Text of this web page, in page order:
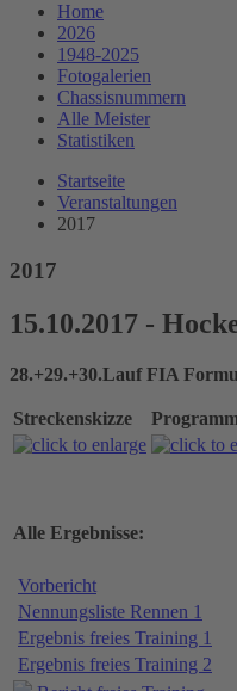
Home
2026
1948-2025
Fotogalerien
Chassisnummern
Alle Meister
Statistiken
Startseite
Veranstaltungen
2017
2017
15.10.2017 -
28.+29.+30.Lauf FIA
Streckenskizze
Alle Ergebnisse:
Vorbericht
Nennungsliste Rennen 1
Ergebnis freies Training 1
Ergebnis freies Training 2